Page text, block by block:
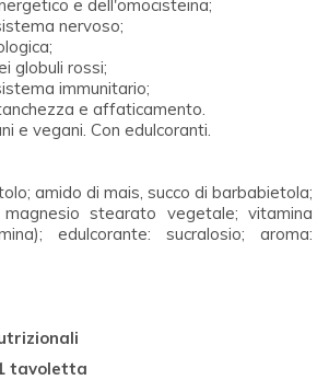
e dell'omocisteina;
nervoso;
globuli rossi;
immunitario;
e affaticamento.
e vegani. Con edulcoranti.
amido di mais, succo di barbabietola;
magnesio stearato vegetale; vitamina
edulcorante: sucralosio; aroma:
tavoletta